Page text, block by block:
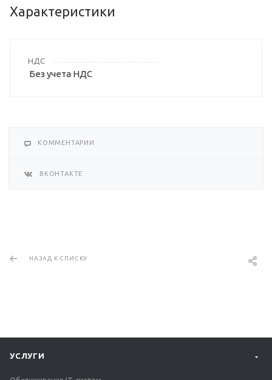
Характеристики
НДС
Без учета НДС
КОММЕНТАРИИ
ВКОНТАКТЕ
НАЗАД К СПИСКУ
УСЛУГИ